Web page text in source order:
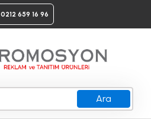
0212 659 16 96
Ara